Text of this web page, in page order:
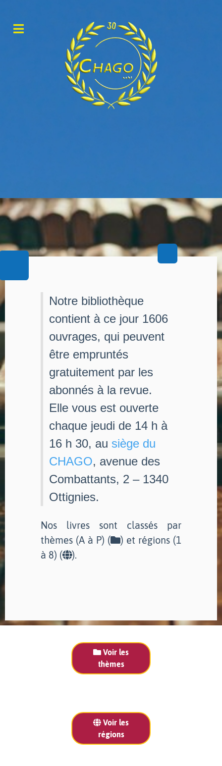
Notre bibliothèque
contient à ce jour 1606
ouvrages, qui peuvent
être empruntés
gratuitement par les
abonnés à la revue.
Elle vous est ouverte
chaque jeudi de 14 h à
16 h 30, au siège du
CHAGO, avenue des
Combattants, 2 – 1340
Ottignies.
Nos livres sont classés par
thèmes (A à P) (
) et régions (1
à 8) (
).
Voir les
thèmes
Voir les
régions